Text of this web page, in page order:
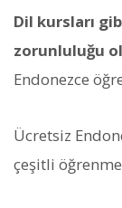
Dil kursları
zorunluluğu
Endonezce
Ücretsiz
çeşitli